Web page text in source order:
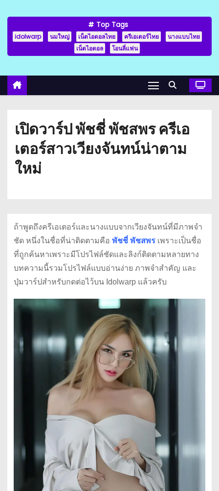
Top Tags
idolwarp นมใหญ่ เน็ตไอดอลไทย ครีเอเตอร์ไทย
นางแบบไทย
เน็ตไอดอล
โอนลี่แฟน
เปิดวาร์ป พัชชี่ พัชสพร ครีเอ
เตอร์สาวเวียงจันทน์น่าตาม
ใหม่
ถ้าพูดถึงครีเอเตอร์และนางแบบจากเวียงจันทน์ที่มีภาพจำ
ชัด หนึ่งในชื่อที่น่าติดตามคือ พัชชี่ พัชสพรเพราะเป็นชื่อ
ที่ถูกค้นหาเพราะมีโปรไฟล์ชัดและลิงก์ติดตามหลายทาง
บทความนี้รวมโปรไฟล์แบบอ่านง่าย ภาพจำสำคัญ และ
ปุ่มวาร์ปสำหรับกดต่อไว้บน Idolwarp แล้วครับ